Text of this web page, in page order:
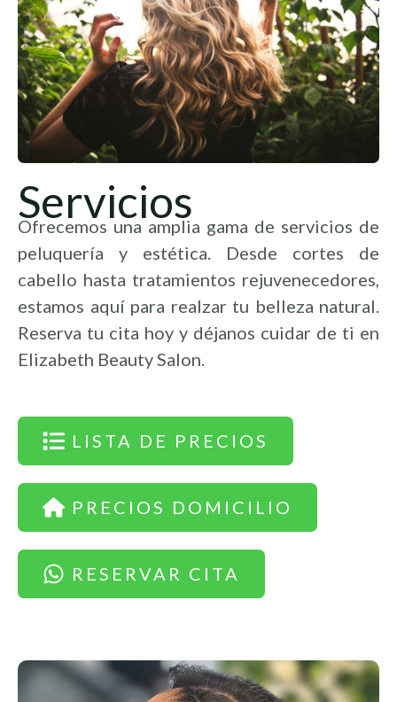
Servicios
Ofrecemos una amplia gama de servicios de
peluquería y estética. Desde cortes de
cabello hasta tratamientos rejuvenecedores,
estamos aquí para realzar tu belleza natural.
Reserva tu cita hoy y déjanos cuidar de ti en
Elizabeth Beauty Salon.
LISTA DE PRECIOS
PRECIOS DOMICILIO
RESERVAR CITA